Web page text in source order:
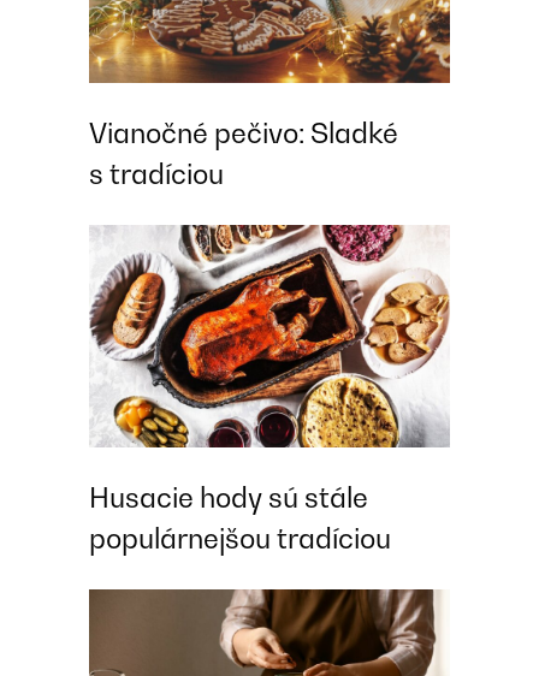
Vianočné pečivo: Sladké
s tradíciou
Husacie hody sú stále
populárnejšou tradíciou